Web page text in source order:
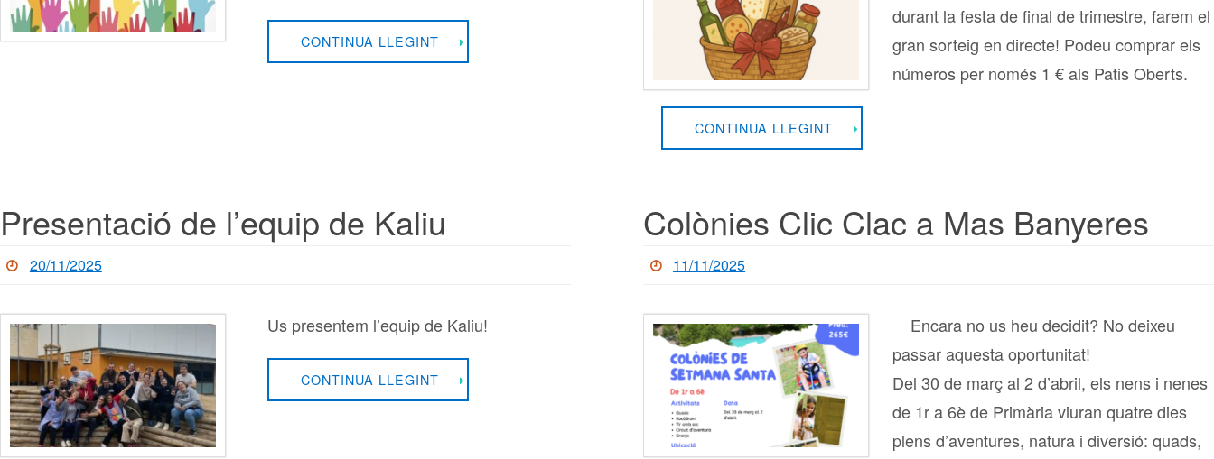
CONTINUA LLEGINT
durant la festa de final de trimestre, farem el
gran sorteig en directe! Podeu comprar els
números per només 1 € als Patis Oberts.
CONTINUA LLEGINT
Presentació de l’equip de Kaliu
20/11/2025
Us presentem l’equip de Kaliu!
CONTINUA LLEGINT
Colònies Clic Clac a Mas Banyeres
11/11/2025
Encara no us heu decidit? No deixeu
passar aquesta oportunitat!
Del 30 de març al 2 d’abril, els nens i nenes
de 1r a 6è de Primària viuran quatre dies
plens d’aventures, natura i diversió: quads,